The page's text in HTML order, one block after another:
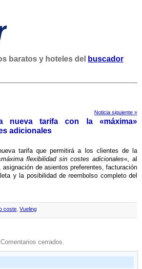
baratos y hoteles del
buscador
Noticia siguiente »
nueva tarifa con la «máxima»
adicionales
tarifa que permitirá a los clientes de la
máxima flexibilidad sin costes adicionales«, al
de asientos preferentes, facturación
y la posibilidad de reembolso completo del
coste Vueling
Comentarios cerrados.